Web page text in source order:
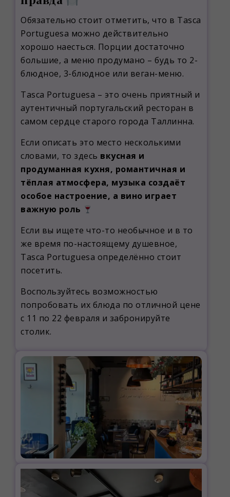
Обязательно стоит отметить, что в Tasca
Portuguesa можно действительно
хорошо наесться. Порции достаточно
большие, а меню продумано – будь то 2-
блюдное, 3-блюдное или веган-меню.
Tasca Portuguesa – это очень приятный и
аутентичный португальский ресторан в
самом сердце старого города Таллинна.
Если описать это место несколькими
словами, то здесь вкусная и
продуманная кухня, романтичная и
тёплая атмосфера, музыка создаёт
особое настроение, а вино играет
важную роль
Если вы ищете что-то необычное и в то
же время по-настоящему душевное,
Tasca Portuguesa определённо стоит
посетить.
Воспользуйтесь возможностью
попробовать их блюда по отличной цене
с 11 по 22 февраля и забронируйте
столик.